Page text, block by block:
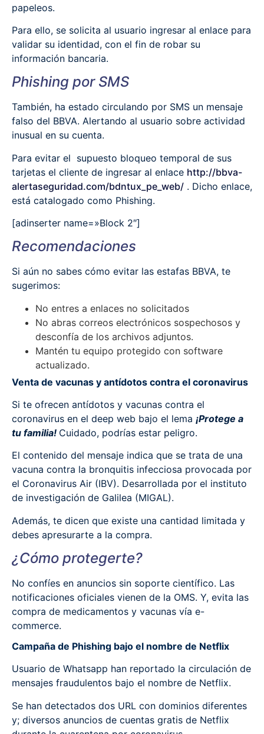
papeleos.
Para ello, se solicita al usuario ingresar al enlace para
validar su identidad, con el fin de robar su
información bancaria.
Phishing por SMS
También, ha estado circulando por SMS un mensaje
falso del BBVA. Alertando al usuario sobre actividad
inusual en su cuenta.
Para evitar el supuesto bloqueo temporal de sus
tarjetas el cliente de ingresar al enlace http://bbva-
alertaseguridad.com/bdntux_pe_web/ . Dicho enlace,
está catalogado como Phishing.
[adinserter name=»Block 2″]
Recomendaciones
Si aún no sabes cómo evitar las estafas BBVA, te
sugerimos:
No entres a enlaces no solicitados
No abras correos electrónicos sospechosos y
desconfía de los archivos adjuntos.
Mantén tu equipo protegido con software
actualizado.
Venta de vacunas y antídotos contra el coronavirus
Si te ofrecen antídotos y vacunas contra el
coronavirus en el deep web bajo el lema ¡Protege a
tu familia! Cuidado, podrías estar peligro.
El contenido del mensaje indica que se trata de una
vacuna contra la bronquitis infecciosa provocada por
el Coronavirus Air (IBV). Desarrollada por el instituto
de investigación de Galilea (MIGAL).
Además, te dicen que existe una cantidad limitada y
debes apresurarte a la compra.
¿Cómo protegerte?
No confíes en anuncios sin soporte científico. Las
notificaciones oficiales vienen de la OMS. Y, evita las
compra de medicamentos y vacunas vía e-
commerce.
Campaña de Phishing bajo el nombre de Netflix
Usuario de Whatsapp han reportado la circulación de
mensajes fraudulentos bajo el nombre de Netflix.
Se han detectados dos URL con dominios diferentes
y; diversos anuncios de cuentas gratis de Netflix